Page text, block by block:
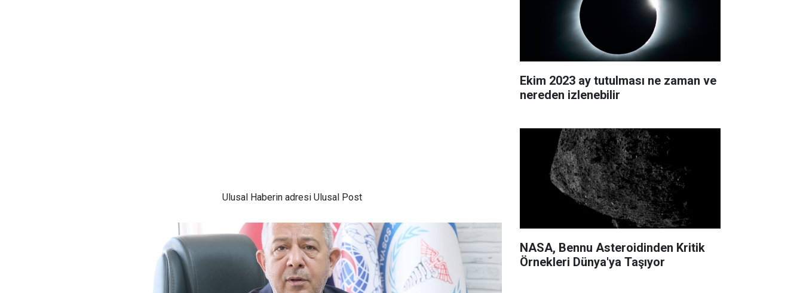
Ulusal Haberin adresi Ulusal Post
Ekim 2023 ay tutulması ne zaman ve
nereden izlenebilir
NASA, Bennu Asteroidinden Kritik
Örnekleri Dünya'ya Taşıyor